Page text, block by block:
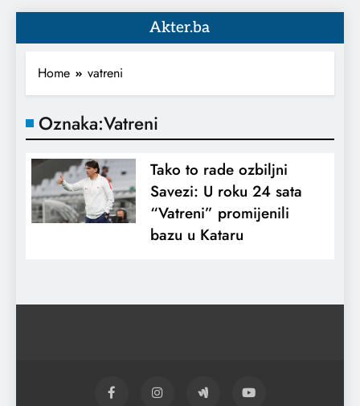
Akter.ba
Home vatreni
Oznaka:Vatreni
Tako to rade ozbiljni
Savezi: U roku 24 sata
“Vatreni” promijenili
bazu u Kataru